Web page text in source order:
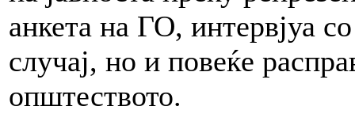
анкета на ГО, интервјуа
случај, но и повеќе
општеството.